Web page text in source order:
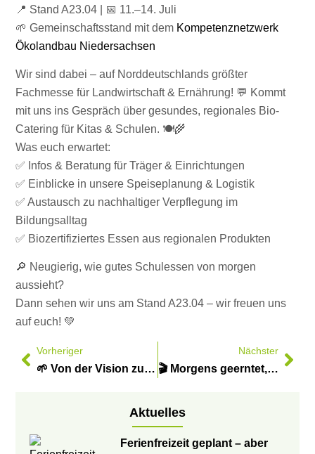
📍 Stand A23.04 | 📅 11.–14. Juli
🌱 Gemeinschaftsstand mit dem Kompetenznetzwerk
Ökolandbau Niedersachsen
Wir sind dabei – auf Norddeutschlands größter
Fachmesse für Landwirtschaft & Ernährung! 💬 Kommt
mit uns ins Gespräch über gesundes, regionales Bio-
Catering für Kitas & Schulen. 🍽️🌾
Was euch erwartet:
✅ Infos & Beratung für Träger & Einrichtungen
✅ Einblicke in unsere Speiseplanung & Logistik
✅ Austausch zu nachhaltiger Verpflegung im
Bildungsalltag
✅ Biozertifiziertes Essen aus regionalen Produkten
🔎 Neugierig, wie gutes Schulessen von morgen
aussieht?
Dann sehen wir uns am Stand A23.04 – wir freuen uns
auf euch! 💚
Vorheriger
🌱 Von der Vision zur Auszeichnung 🌱
Nächster
🎬 Morgens geerntet, mittags auf den Tisch – seit fast 40 Jahren.
Aktuelles
Ferienfreizeit geplant – aber